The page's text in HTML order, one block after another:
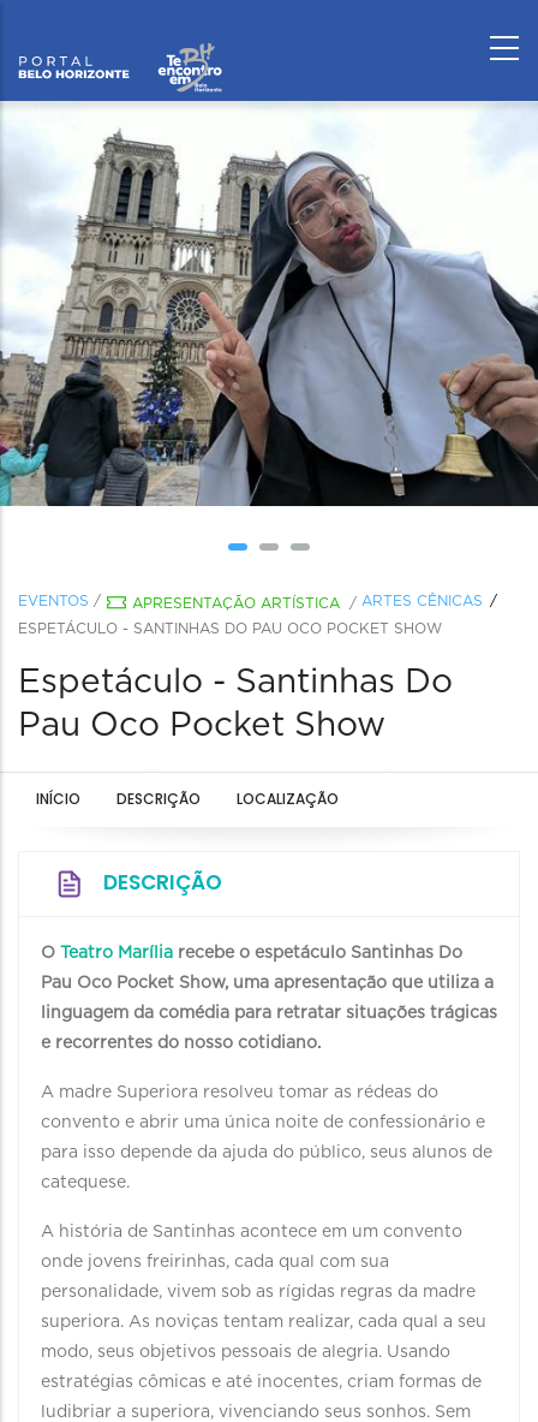
EVENTOS / APRESENTAÇÃO ARTÍSTICA / ARTES CÊNICAS
ESPETÁCULO - SANTINHAS DO PAU OCO POCKET SHOW
Espetáculo - Santinhas Do
Pau Oco Pocket Show
INÍCIO DESCRIÇÃO LOCALIZAÇÃO
DESCRIÇÃO
O Teatro Marília recebe o espetáculo Santinhas Do
Pau Oco Pocket Show, uma apresentação que utiliza a
linguagem da comédia para retratar situações trágicas
e recorrentes do nosso cotidiano.
A madre Superiora resolveu tomar as rédeas do
convento e abrir uma única noite de confessionário e
para isso depende da ajuda do público, seus alunos de
catequese.
A história de Santinhas acontece em um convento
onde jovens freirinhas, cada qual com sua
personalidade, vivem sob as rígidas regras da madre
superiora. As noviças tentam realizar, cada qual a seu
modo, seus objetivos pessoais de alegria. Usando
estratégias cômicas e até inocentes, criam formas de
ludibriar a superiora, vivenciando seus sonhos. Sem